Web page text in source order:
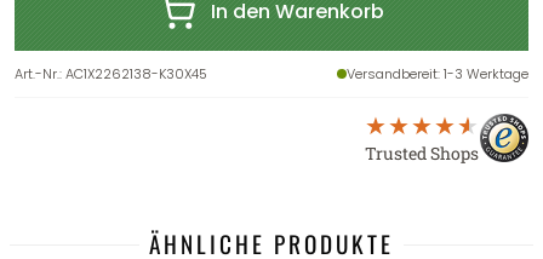
In den Warenkorb
Art.-Nr.:AC1X2262138-K30X45 Versandbereit: 1-3 Werktage
Trusted Shops
ÄHNLICHE PRODUKTE